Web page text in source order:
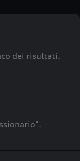
dei risultati.